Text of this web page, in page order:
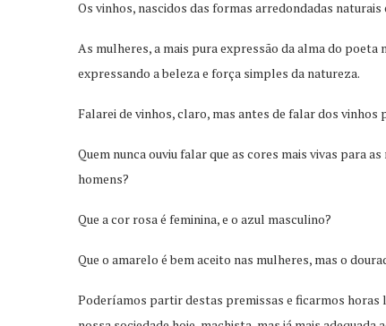
Os vinhos, nascidos das formas arredondadas
As mulheres, a mais pura expressão da alma do
expressando a beleza e força simples da natureza.
Falarei de vinhos, claro, mas antes de falar dos
Quem nunca ouviu falar que as cores mais vivas para
homens?
Que a cor rosa é feminina, e o azul masculino?
Que o amarelo é bem aceito nas mulheres, mas o
Poderíamos partir destas premissas e ficarmos